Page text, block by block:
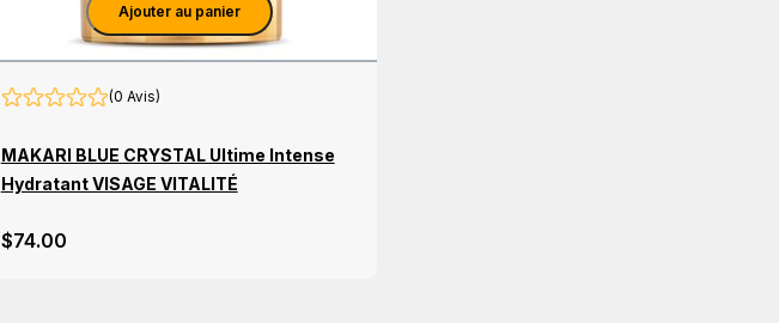
Ajouter au panier
(0 Avis)
MAKARI BLUE CRYSTAL Ultime Intense
Hydratant VISAGE VITALITÉ
$74.00